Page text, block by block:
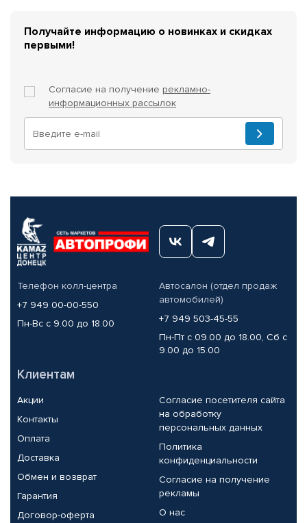
Получайте информацию о новинках и скидках
первыми!
Согласие на получение рекламно-
информационных рассылок
Телефон колл-центра
+7 949 00-00-550
Пн-Вс с 9.00 до 18.00
Автосалон (отдел продаж
автомобилей)
+7 949 503-45-55
Пн-Пт с 09.00 до 18.00, Сб с
9.00 до 15.00
Клиентам
Акции
Контакты
Оплата
Доставка
Обмен и возврат
Гарантия
Договор-оферта
Согласие посетителя сайта
на обработку
персональных данных
Политика
конфиденциальности
Согласие на получение
рекламы
О нас